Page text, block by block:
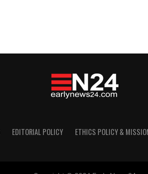
EDITORIAL POLICY ETHICS POLICY &